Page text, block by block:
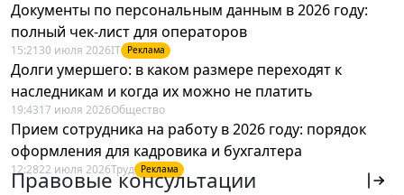
Документы по персональным данным в 2026 году:
полный чек-лист для операторов
15:21 30 июля 2026IT Реклама
Долги умершего: в каком размере переходят к
наследникам и когда их можно не платить
19:4317 июля 2026Общество
Прием сотрудника на работу в 2026 году: порядок
оформления для кадровика и бухгалтера
12:2822 июля 2026Труд Реклама
Правовые консультации